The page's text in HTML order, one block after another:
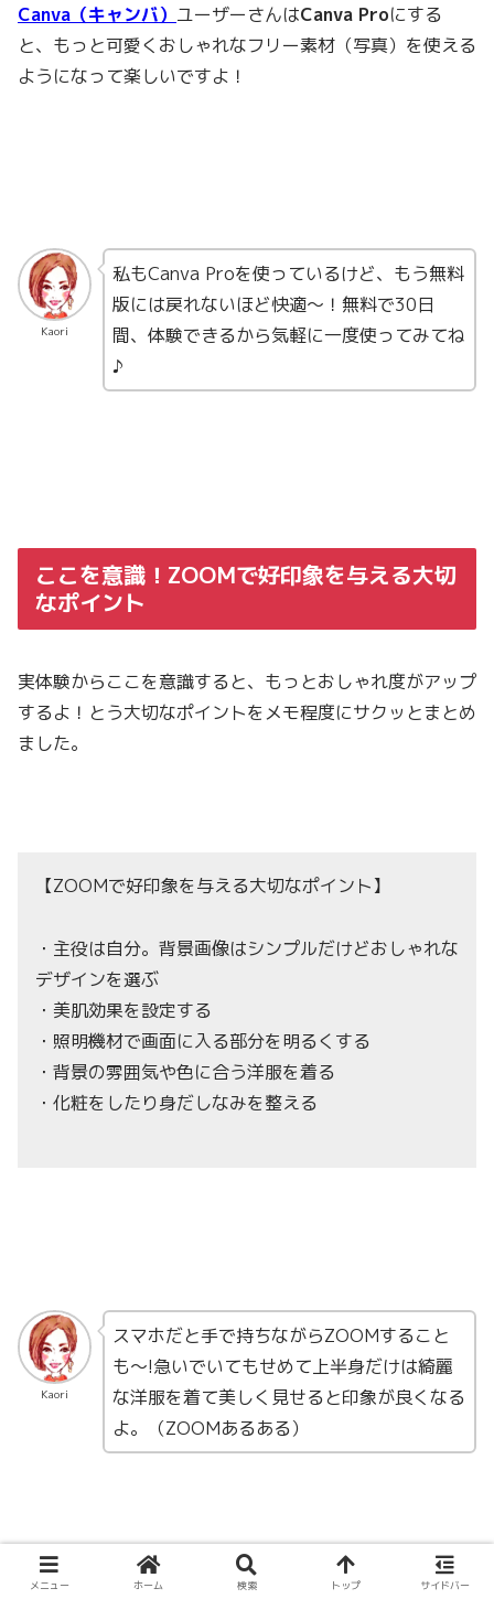
Canva（キャンバ） ユーザーさんはCanva Proにする
と、もっと可愛くおしゃれなフリー素材（写真）を使える
ようになって楽しいですよ！
Kaori
私もCanva Proを使っているけど、もう無料
版には戻れないほど快適〜！無料で30日
間、体験できるから気軽に一度使ってみてね
♪
ここを意識！ZOOMで好印象を与える大切
なポイント
実体験からここを意識すると、もっとおしゃれ度がアップ
するよ！とう大切なポイントをメモ程度にサクッとまとめ
ました。
【ZOOMで好印象を与える大切なポイント】
・主役は自分。背景画像はシンプルだけどおしゃれな
デザインを選ぶ
・美肌効果を設定する
・照明機材で画面に入る部分を明るくする
・背景の雰囲気や色に合う洋服を着る
・化粧をしたり身だしなみを整える
Kaori
スマホだと手で持ちながらZOOMすること
も〜!急いでいてもせめて上半身だけは綺麗
な洋服を着て美しく見せると印象が良くなる
よ。（ZOOMあるある）
メニュー ホーム 検索 トップ サイドバー